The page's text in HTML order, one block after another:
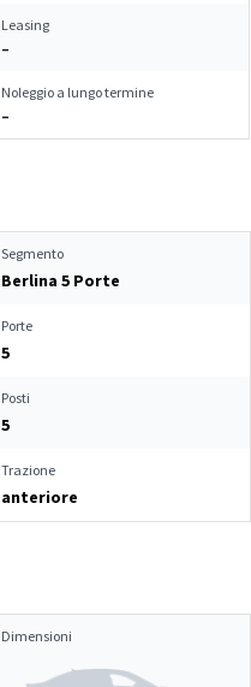
Leasing
–
Noleggio a lungo termine
–
Segmento
Berlina 5 Porte
Porte
5
Posti
5
Trazione
anteriore
Dimensioni